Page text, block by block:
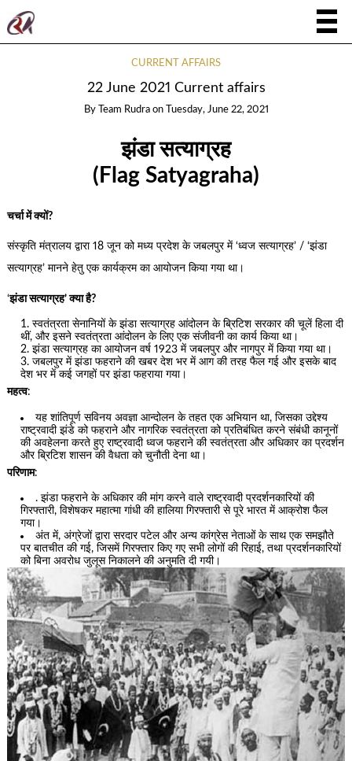
CURRENT AFFAIRS
22 June 2021 Current affairs
By Team Rudra on Tuesday, June 22, 2021
झंडा सत्याग्रह
(Flag Satyagraha)
चर्चा में क्यों?
संस्कृति मंत्रालय द्वारा 18 जून को मध्य प्रदेश के जबलपुर में ‘ध्वज सत्याग्रह’ / ‘झंडा
सत्याग्रह’ मानने हेतु एक कार्यक्रम का आयोजन किया गया था।
‘झंडा सत्याग्रह’ क्या है?
स्वतंत्रता सेनानियों के झंडा सत्याग्रह आंदोलन के ब्रिटिश सरकार की चूलें हिला दी
थीं, और इसने स्वतंत्रता आंदोलन के लिए एक संजीवनी का कार्य किया था।
झंडा सत्याग्रह का आयोजन वर्ष 1923 में जबलपुर और नागपुर में किया गया था।
जबलपुर में झंडा फहराने की खबर देश भर में आग की तरह फैल गई और इसके बाद
देश भर में कई जगहों पर झंडा फहराया गया।
महत्व:
यह शांतिपूर्ण सविनय अवज्ञा आन्दोलन के तहत एक अभियान था, जिसका उद्देश्य
राष्ट्रवादी झंडे को फहराने और नागरिक स्वतंत्रता को प्रतिबंधित करने संबंधी कानूनों
की अवहेलना करते हुए राष्ट्रवादी ध्वज फहराने की स्वतंत्रता और अधिकार का प्रदर्शन
और ब्रिटिश शासन की वैधता को चुनौती देना था।
परिणाम:
. झंडा फहराने के अधिकार की मांग करने वाले राष्ट्रवादी प्रदर्शनकारियों की
गिरफ्तारी, विशेषकर महात्मा गांधी की हालिया गिरफ्तारी से पूरे भारत में आक्रोश फैल
गया।
अंत में, अंग्रेजों द्वारा सरदार पटेल और अन्य कांग्रेस नेताओं के साथ एक समझौते
पर बातचीत की गई, जिसमें गिरफ्तार किए गए सभी लोगों की रिहाई, तथा प्रदर्शनकारियों
को बिना अवरोध जुलूस निकालने की अनुमति दी गयी।